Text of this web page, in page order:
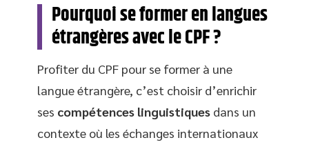
Pourquoi se former en langues
étrangères avec le CPF ?
Profiter du CPF pour se former à une
langue étrangère, c’est choisir d’enrichir
ses compétences linguistiques dans un
contexte où les échanges internationaux